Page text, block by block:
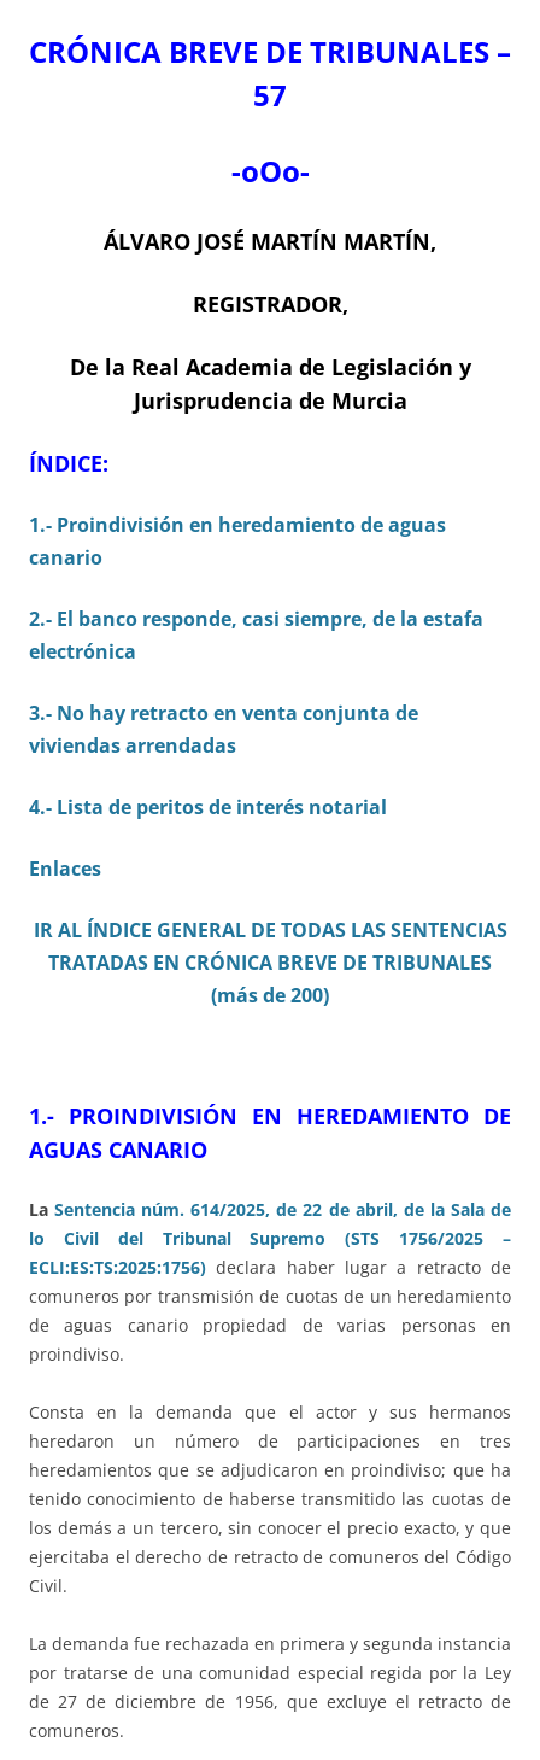
CRÓNICA BREVE DE TRIBUNALES –
57
-oOo-
ÁLVARO JOSÉ MARTÍN MARTÍN,
REGISTRADOR,
De la Real Academia de Legislación y
Jurisprudencia de Murcia
ÍNDICE:
1.- Proindivisión en heredamiento de aguas
canario
2.- El banco responde, casi siempre, de la estafa
electrónica
3.- No hay retracto en venta conjunta de
viviendas arrendadas
4.- Lista de peritos de interés notarial
Enlaces
IR AL ÍNDICE GENERAL DE TODAS LAS SENTENCIAS
TRATADAS EN CRÓNICA BREVE DE TRIBUNALES
(más de 200)
1.- PROINDIVISIÓN EN HEREDAMIENTO DE
AGUAS CANARIO
LaSentencia núm. 614/2025, de 22 de abril, de la Sala de
lo Civil del Tribunal Supremo (STS 1756/2025 –
ECLI:ES:TS:2025:1756) declara haber lugar a retracto de
comuneros por transmisión de cuotas de un heredamiento
de aguas canario propiedad de varias personas en
proindiviso.
Consta en la demanda que el actor y sus hermanos
heredaron un número de participaciones en tres
heredamientos que se adjudicaron en proindiviso; que ha
tenido conocimiento de haberse transmitido las cuotas de
los demás a un tercero, sin conocer el precio exacto, y que
ejercitaba el derecho de retracto de comuneros del Código
Civil.
La demanda fue rechazada en primera y segunda instancia
por tratarse de una comunidad especial regida por la Ley
de 27 de diciembre de 1956, que excluye el retracto de
comuneros.